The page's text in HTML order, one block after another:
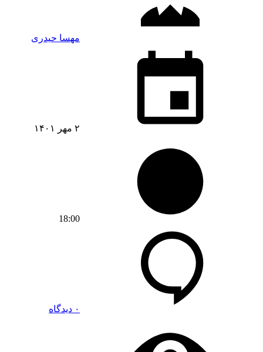
مهسا حیدری
۲ مهر ۱۴۰۱
18:00
۰ دیدگاه